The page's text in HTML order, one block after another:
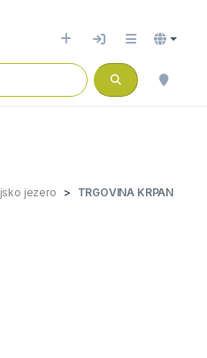
jezero TRGOVINA KRPAN